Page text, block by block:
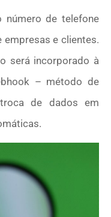
número de telefone
e clientes.
será incorporado à
– método de
de dados em